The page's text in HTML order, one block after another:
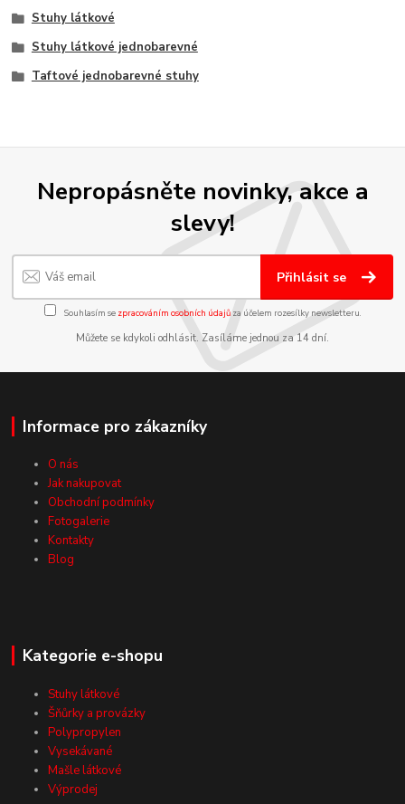
Stuhy látkové
Stuhy látkové jednobarevné
Taftové jednobarevné stuhy
Nepropásněte novinky, akce a
slevy!
Přihlásit se
Souhlasím se zpracováním osobních údajůza účelem rozesílky newsletteru.
Můžete se kdykoli odhlásit. Zasíláme jednou za 14 dní.
Informace pro zákazníky
O nás
Jak nakupovat
Obchodní podmínky
Fotogalerie
Kontakty
Blog
Kategorie e-shopu
Stuhy látkové
Šňůrky a provázky
Polypropylen
Vysekávané
Mašle látkové
Výprodej